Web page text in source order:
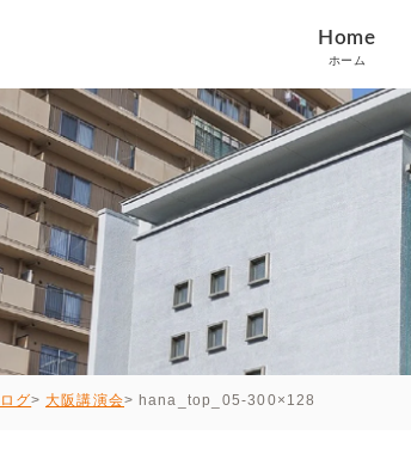
Home
ホーム
グ 大阪講演会 hana_top_05-300×128